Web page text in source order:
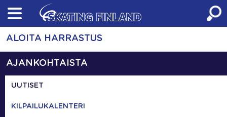
Skip
content
ALOITA HARRASTUS
AJANKOHTAISTA
UUTISET
KILPAILUKALENTERI